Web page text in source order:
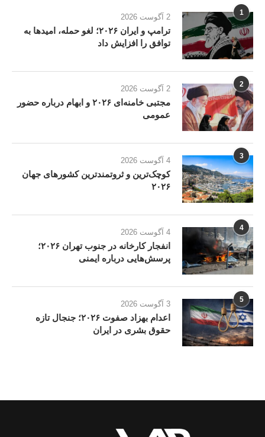
1 2 آگوست 2026
ترامپ و ایران ۲۰۲۶؛ لغو حمله، امیدها به
توافق را افزایش داد
2 2 آگوست 2026
مجتبی خامنه‌ای ۲۰۲۶ و ابهام درباره حضور
عمومی
3 4 آگوست 2026
کوچک‌ترین و ثروتمندترین کشورهای جهان
۲۰۲۶
4 4 آگوست 2026
انفجار کارخانه در جنوب تهران ۲۰۲۶؛
پرسش‌هایی درباره ایمنی
5 3 آگوست 2026
اعدام بهزاد صفوت ۲۰۲۶؛ جنجال تازه
حقوق بشری در ایران